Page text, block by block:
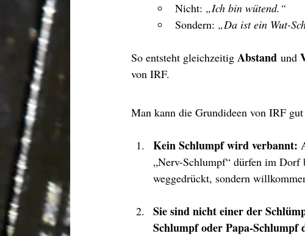
Nicht: „Ich bin wütend.“
Sondern: „Da ist ein Wut-
So entsteht gleichzeitig Abstand und
von IRF.
Man kann die Grundideen von IRF
Kein Schlumpf wird verbannt:
„Nerv-Schlumpf“ dürfen im
weggedrückt, sondern
Sie sind nicht einer der
Schlumpf oder Papa-Schlumpf